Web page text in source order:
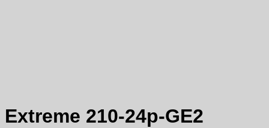
Extreme 210-24p-GE2